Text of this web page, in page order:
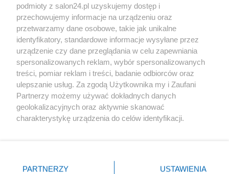
Społeczeństwo
Kultura
X Facebook Instagram Youtube
podmioty z salon24.pl uzyskujemy dostęp i
przechowujemy informacje na urządzeniu oraz
przetwarzamy dane osobowe, takie jak unikalne
identyfikatory, standardowe informacje wysyłane przez
urządzenie czy dane przeglądania w celu zapewniania
spersonalizowanych reklam, wybór spersonalizowanych
treści, pomiar reklam i treści, badanie odbiorców oraz
ulepszanie usług. Za zgodą Użytkownika my i Zaufani
Partnerzy możemy używać dokładnych danych
geolokalizacyjnych oraz aktywnie skanować
charakterystykę urządzenia do celów identyfikacji.
zmienić/wycofać klikając przycisk ustawień prywatności
PARTNERZY USTAWIENIA